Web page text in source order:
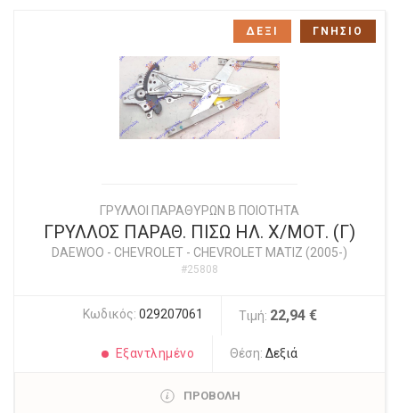
ΓΡΥΛΛΟΙ ΠΑΡΑΘΥΡΩΝ Β ΠΟΙΟΤΗΤΑ
ΓΡΥΛΛΟΣ ΠΑΡΑΘ. ΠΙΣΩ ΗΛ. Χ/ΜΟΤ. (Γ)
DAEWOO - CHEVROLET - CHEVROLET MATIZ (2005-)
#25808
Κωδικός: 029207061 Τιμή: 22,94 €
Εξαντλημένο Θέση:Δεξιά
ΠΡΟΒΟΛΗ
ΔΕΞΙ ΓΝΗΣΙΟ